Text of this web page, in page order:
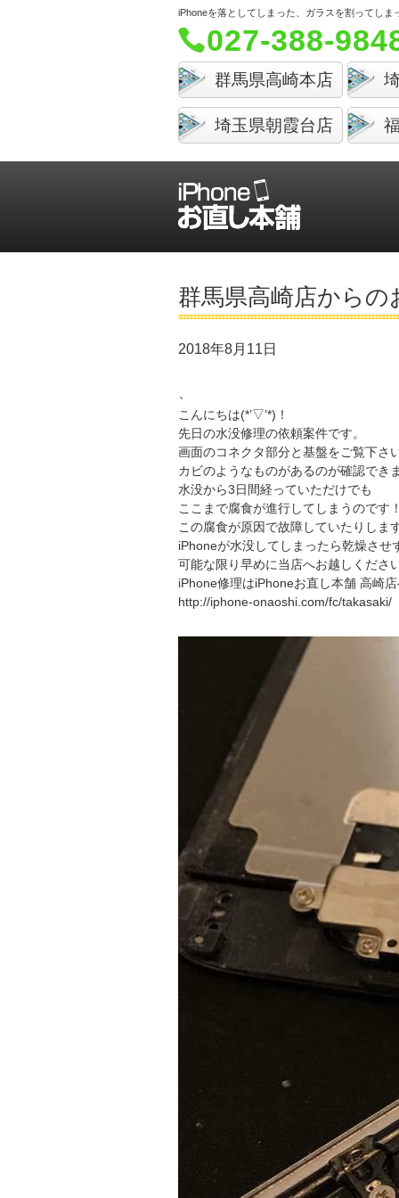
iPhoneを落としてしまった、ガラスを割ってし
027-388-
群馬県高崎本店
埼玉県朝霞台店
群馬県高崎店からの
2018年8月11日
こんにちは(*’▽’*)！
先日の水没修理の依頼案件です。
画面のコネクタ部分と基盤をご覧下さ
カビのようなものがあるのが確認でき
水没から3日間経っていただけでも
ここまで腐食が進行してしまうのです
この腐食が原因で故障していたりしま
iPhoneが水没してしまったら乾燥させ
可能な限り早めに当店へお越しくださ
iPhone修理はiPhoneお直し本舗 高崎
http://iphone-onaoshi.com/fc/takasaki/